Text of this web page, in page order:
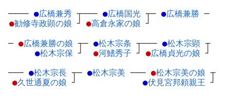
──── ●広橋兼秀 ┬
●勧修寺政顕の娘 ┘
─── ●広橋国光 ┬
●高倉永家の娘 ┘
─ ●広橋兼勝 ─
─ ●広橋兼勝の娘 ┬
●松木宗保 ┘
─ ●松木宗条 ┬
●河鰭秀子 ┘
─── ●松木宗顕 ┬
●広橋貞光の娘 ┘
─── ●松木宗長 ┬
●久世通夏の娘 ┘
─ ●松木宗美 ─── ●松木宗美の娘 ┬
●伏見宮邦頼親王 ┘